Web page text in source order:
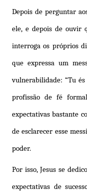
Depois de perguntar
ele, e depois de ouvir
interroga os próprios
que expressa um
vulnerabilidade: “Tu
profissão de fé
expectativas bastante
de esclarecer esse
poder.
Por isso, Jesus se
expectativas de